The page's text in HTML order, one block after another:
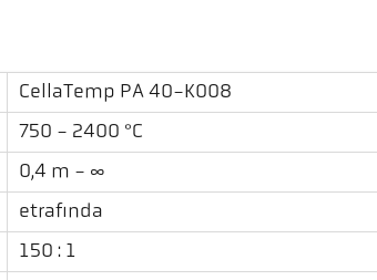
CellaTemp PA 40-K008
750 - 2400 °C
0,4 m - ∞
etrafında
150 : 1